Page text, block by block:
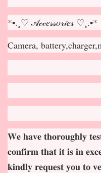
*•.¸♡ 𝒜𝒸𝒸𝑒𝓈𝓈𝑜𝓇𝒾𝑒𝓈 ♡¸.•*
Camera,
𝐖𝐞 𝐡𝐚𝐯𝐞 𝐭𝐡𝐨𝐫𝐨𝐮𝐠𝐡𝐥𝐲
𝐜𝐨𝐧𝐟𝐢𝐫𝐦 𝐭𝐡𝐚𝐭 𝐢𝐭 𝐢𝐬 𝐢𝐧
𝐤𝐢𝐧𝐝𝐥𝐲 𝐫𝐞𝐪𝐮𝐞𝐬𝐭 𝐲𝐨𝐮 𝐭𝐨